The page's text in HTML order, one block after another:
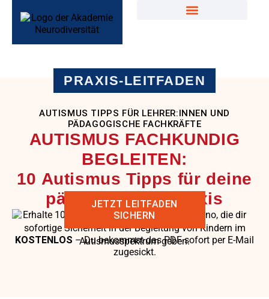
PRAXIS-LEITFADEN
AUTISMUS TIPPS FÜR LEHRER:INNEN UND
PÄDAGOGISCHE FACHKRÄFTE
AUTISMUS FACHKUNDIG
BEGLEITEN:
10 Autismus Tipps für deine
pädagogische Praxis
Erhalte 10 praxiserprobte Strategien von Enno, die dir
sofortige Sicherheit in der Begleitung von Kindern im
Autismusspektrum geben.
JETZT LEITFADEN
SICHERN
KOSTENLOS – Du bekommst das PDF sofort per E-Mail
zugesickt.